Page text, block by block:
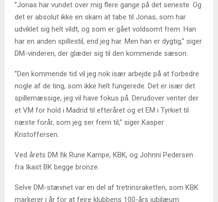
”Jonas har vundet over mig flere gange på det seneste. Og
det er absolut ikke en skam at tabe til Jonas, som har
udviklet sig helt vildt, og som er gået voldsomt frem. Han
har en anden spillestil, end jeg har. Men han er dygtig,” siger
DM-vinderen, der glæder sig til den kommende sæson.
”Den kommende tid vil jeg nok især arbejde på at forbedre
nogle af de ting, som ikke helt fungerede. Det er især det
spillemæssige, jeg vil have fokus på. Derudover venter der
et VM for hold i Madrid til efteråret og et EM i Tyrkiet til
næste forår, som jeg ser frem til,” siger Kasper
Kristoffersen.
Ved årets DM fik Rune Kampe, KBK, og Johnni Pedersen
fra Ikast BK begge bronze.
Selve DM-stævnet var en del af tretrinsraketten, som KBK
markerer i år for at fejre klubbens 100-års jubilæum.